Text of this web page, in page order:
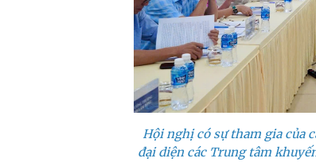
Hội nghị có sự tham gia của
đại diện các Trung tâm